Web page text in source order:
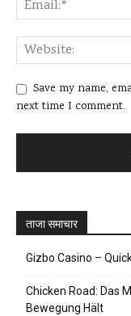
Save my name,
next time I comment.
ताजा समाचार
Gizbo Casino –
Chicken Road: Das
Bewegung Hält